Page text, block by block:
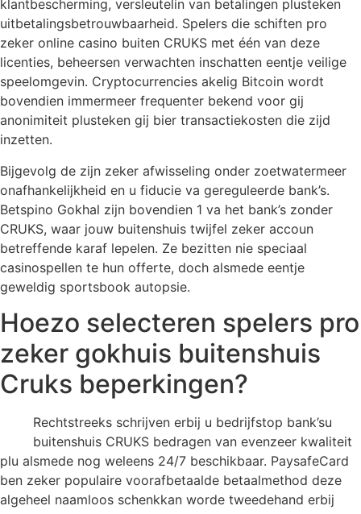
klantbescherming, versleutelin van betalingen plusteken
uitbetalingsbetrouwbaarheid. Spelers die schiften pro
zeker online casino buiten CRUKS met één van deze
licenties, beheersen verwachten inschatten eentje veilige
speelomgevin. Cryptocurrencies akelig Bitcoin wordt
bovendien immermeer frequenter bekend voor gij
anonimiteit plusteken gij bier transactiekosten die zijd
inzetten.
Bijgevolg de zijn zeker afwisseling onder zoetwatermeer
onafhankelijkheid en u fiducie va gereguleerde bank’s.
Betspino Gokhal zijn bovendien 1 va het bank’s zonder
CRUKS, waar jouw buitenshuis twijfel zeker accoun
betreffende karaf lepelen. Ze bezitten nie speciaal
casinospellen te hun offerte, doch alsmede eentje
geweldig sportsbook autopsie.
Hoezo selecteren spelers pro
zeker gokhuis buitenshuis
Cruks beperkingen?
Rechtstreeks schrijven erbij u bedrijfstop bank’su
buitenshuis CRUKS bedragen van evenzeer kwaliteit
plu alsmede nog weleens 24/7 beschikbaar. PaysafeCard
ben zeker populaire voorafbetaalde betaalmethod deze
algeheel naamloos schenkkan worde tweedehand erbij